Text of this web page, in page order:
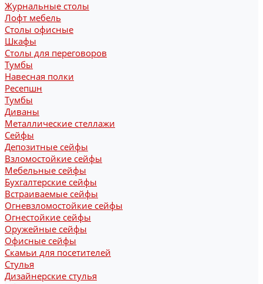
Журнальные столы
Лофт мебель
Столы офисные
Шкафы
Столы для переговоров
Тумбы
Навесная полки
Ресепшн
Тумбы
Диваны
Металлические стеллажи
Сейфы
Депозитные сейфы
Взломостойкие сейфы
Мебельные сейфы
Бухгалтерские сейфы
Встраиваемые сейфы
Огневзломостойкие сейфы
Огнестойкие сейфы
Оружейные сейфы
Офисные сейфы
Скамьи для посетителей
Стулья
Дизайнерские стулья